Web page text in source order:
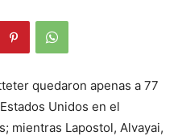
quedaron apenas a 77
Unidos en el
mientras Lapostol, Alvayai,